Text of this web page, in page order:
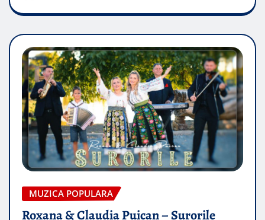
MUZICA POPULARA
Roxana & Claudia Puican – Surorile